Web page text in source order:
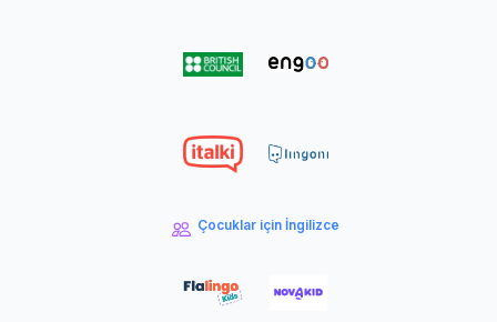
Çocuklar için İngilizce